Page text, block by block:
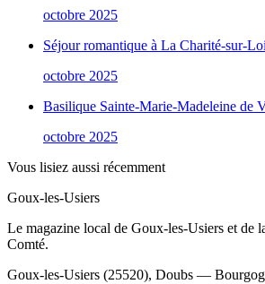
octobre 2025
Séjour romantique à La Charité-sur-
octobre 2025
Basilique Sainte-Marie-Madeleine de
octobre 2025
Vous lisiez aussi récemment
Goux-les-Usiers
Le magazine local de Goux-les-Usiers et de
Comté.
Goux-les-Usiers (25520), Doubs —